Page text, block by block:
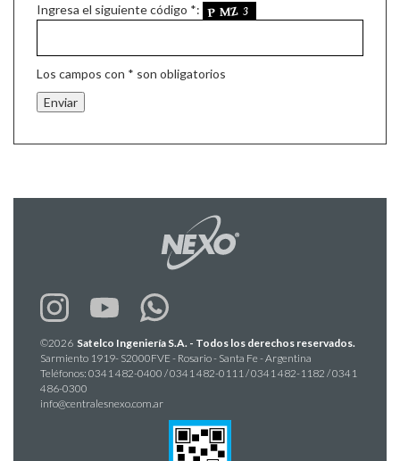
Ingresa el siguiente código *:
Los campos con * son obligatorios
©2026 Satelco Ingeniería S.A. - Todos los derechos reservados.
Sarmiento 1919- S2000FVE - Rosario - Santa Fe - Argentina
Teléfonos: 0341 482-0400 / 0341 482-0111 / 0341 482-1182 / 0341
486-0300
info@centralesnexo.com.ar